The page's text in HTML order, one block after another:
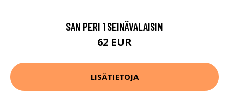
SAN PERI 1 SEINÄVALAISIN
62 EUR
LISÄTIETOJA